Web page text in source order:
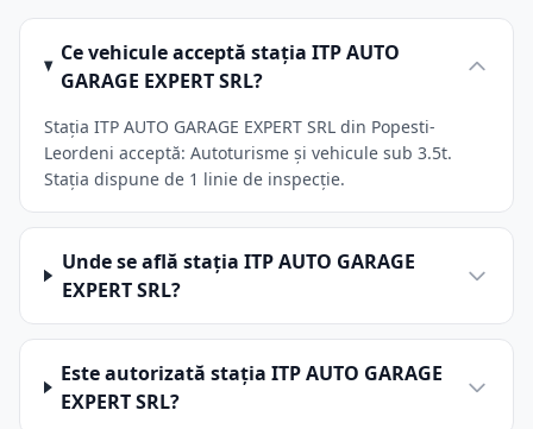
Ce vehicule acceptă stația ITP AUTO
GARAGE EXPERT SRL?
Stația ITP AUTO GARAGE EXPERT SRL din Popesti-
Leordeni acceptă: Autoturisme și vehicule sub 3.5t.
Stația dispune de 1 linie de inspecție.
Unde se află stația ITP AUTO GARAGE
EXPERT SRL?
Este autorizată stația ITP AUTO GARAGE
EXPERT SRL?